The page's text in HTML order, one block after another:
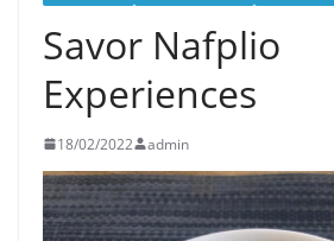
Savor Nafplio
Experiences
18/02/2022 admin